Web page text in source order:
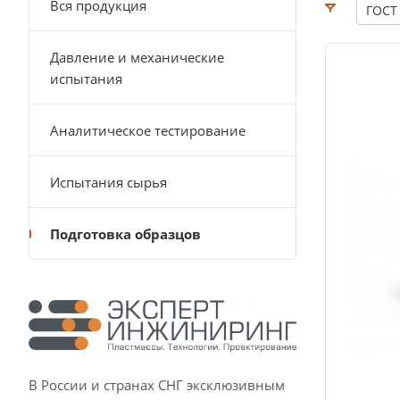
ГОСТ
Вся продукция
Давление и механические
испытания
Аналитическое тестирование
Испытания сырья
Подготовка образцов
В России и странах СНГ эксклюзивным